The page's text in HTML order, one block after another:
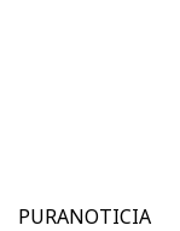
PURANOTICIA